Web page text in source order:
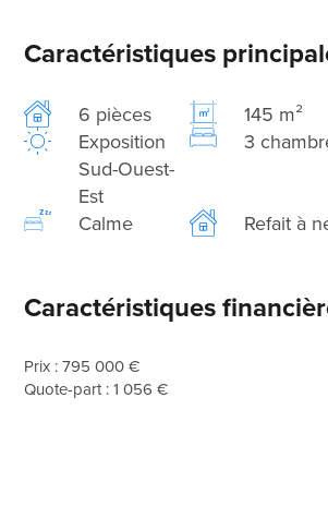
Caractéristiques
6 pièces
145 m²
Exposition
Sud-Ouest-
Est
3
Calme Refait à
Caractéristiques
Prix : 795 000 €
Quote-part : 1 056 €